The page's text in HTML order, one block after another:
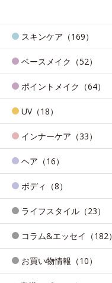
スキンケア（169）
ベースメイク（52）
ポイントメイク（64）
UV（18）
インナーケア（33）
ヘア（16）
ボディ（8）
ライフスタイル（23）
コラム&エッセイ（182）
お買い物情報（10）